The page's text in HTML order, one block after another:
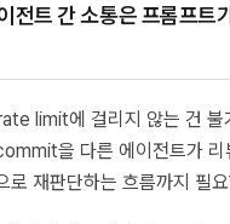
전트 간 소통은 프롬프트
limit에 걸리지 않는 건 불
을 다른 에이전트가 리
로 재판단하는 흐름까지 필